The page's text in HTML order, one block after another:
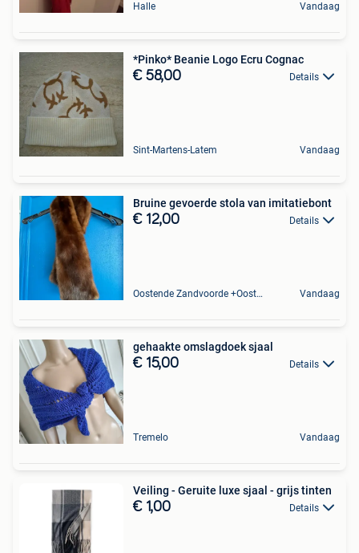
Halle Vandaag
*Pinko* Beanie Logo Ecru Cognac
€ 58,00 Details
Sint-Martens-Latem Vandaag
Bruine gevoerde stola van imitatiebont
€ 12,00 Details
Oostende Zandvoorde +Oostende Vandaag
gehaakte omslagdoek sjaal
€ 15,00 Details
Tremelo Vandaag
Veiling - Geruite luxe sjaal - grijs tinten
€ 1,00 Details